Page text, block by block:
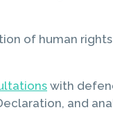
of human
with
and